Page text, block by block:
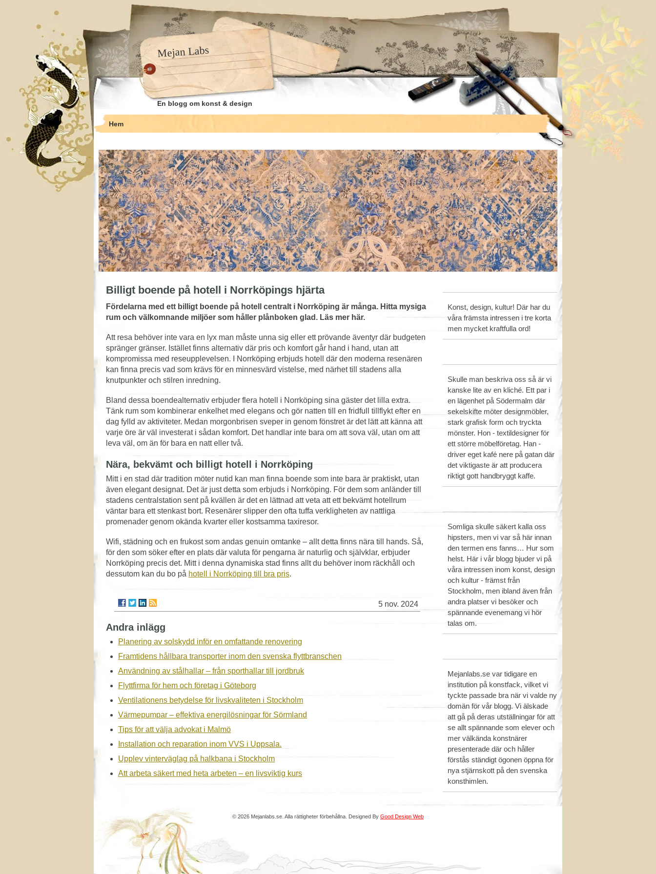
Mejan Labs
En blogg om konst & design
Hem
Billigt boende på hotell i Norrköpings hjärta
Fördelarna med ett billigt boende på hotell centralt i Norrköping är många. Hitta mysiga
rum och välkomnande miljöer som håller plånboken glad. Läs mer här.
Att resa behöver inte vara en lyx man måste unna sig eller ett prövande äventyr där budgeten
spränger gränser. Istället finns alternativ där pris och komfort går hand i hand, utan att
kompromissa med reseupplevelsen. I Norrköping erbjuds hotell där den moderna resenären
kan finna precis vad som krävs för en minnesvärd vistelse, med närhet till stadens alla
knutpunkter och stilren inredning.
Bland dessa boendealternativ erbjuder flera hotell i Norrköping sina gäster det lilla extra.
Tänk rum som kombinerar enkelhet med elegans och gör natten till en fridfull tillflykt efter en
dag fylld av aktiviteter. Medan morgonbrisen sveper in genom fönstret är det lätt att känna att
varje öre är väl investerat i sådan komfort. Det handlar inte bara om att sova väl, utan om att
leva väl, om än för bara en natt eller två.
Nära, bekvämt och billigt hotell i Norrköping
Mitt i en stad där tradition möter nutid kan man finna boende som inte bara är praktiskt, utan
även elegant designat. Det är just detta som erbjuds i Norrköping. För dem som anländer till
stadens centralstation sent på kvällen är det en lättnad att veta att ett bekvämt hotellrum
väntar bara ett stenkast bort. Resenärer slipper den ofta tuffa verkligheten av nattliga
promenader genom okända kvarter eller kostsamma taxiresor.
Wifi, städning och en frukost som andas genuin omtanke – allt detta finns nära till hands. Så,
för den som söker efter en plats där valuta för pengarna är naturlig och självklar, erbjuder
Norrköping precis det. Mitt i denna dynamiska stad finns allt du behöver inom räckhåll och
dessutom kan du bo på hotell i Norrköping till bra pris.
5 nov. 2024
Andra inlägg
Planering av solskydd inför en omfattande renovering
Framtidens hållbara transporter inom den svenska flyttbranschen
Användning av stålhallar – från sporthallar till jordbruk
Flyttfirma för hem och företag i Göteborg
Ventilationens betydelse för livskvaliteten i Stockholm
Värmepumpar – effektiva energilösningar för Sörmland
Tips för att välja advokat i Malmö
Installation och reparation inom VVS i Uppsala.
Upplev vinterväglag på halkbana i Stockholm
Att arbeta säkert med heta arbeten – en livsviktig kurs
Konst, design, kultur! Där har du
våra främsta intressen i tre korta
men mycket kraftfulla ord!
Skulle man beskriva oss så är vi
kanske lite av en kliché. Ett par i
en lägenhet på Södermalm där
sekelskifte möter designmöbler,
stark grafisk form och tryckta
mönster. Hon - textildesigner för
ett större möbelföretag. Han -
driver eget kafé nere på gatan där
det viktigaste är att producera
riktigt gott handbryggt kaffe.
Somliga skulle säkert kalla oss
hipsters, men vi var så här innan
den termen ens fanns… Hur som
helst. Här i vår blogg bjuder vi på
våra intressen inom konst, design
och kultur - främst från
Stockholm, men ibland även från
andra platser vi besöker och
spännande evenemang vi hör
talas om.
Mejanlabs.se var tidigare en
institution på konstfack, vilket vi
tyckte passade bra när vi valde ny
domän för vår blogg. Vi älskade
att gå på deras utställningar för att
se allt spännande som elever och
mer välkända konstnärer
presenterade där och håller
förstås ständigt ögonen öppna för
nya stjärnskott på den svenska
konsthimlen.
© 2026 Mejanlabs.se. Alla rättigheter förbehållna. Designed By Good Design Web